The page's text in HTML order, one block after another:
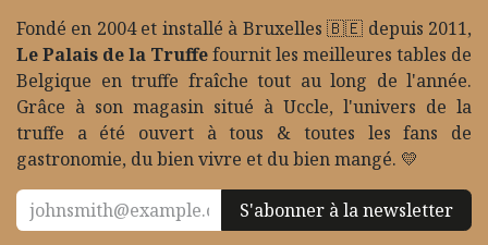
Fondé en 2004 et installé à Bruxelles 🇧🇪 depuis 2011,
Le Palais de la Truffefournit les meilleures tables de
Belgique en truffe fraîche tout au long de l'année.
Grâce à son magasin situé à Uccle, l'univers de la
truffe a été ouvert à tous & toutes les fans de
gastronomie, du bien vivre et du bien mangé. 💛
S'abonner à la newsletter